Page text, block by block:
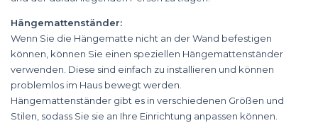
Hängemattenständer:
Wenn Sie die Hängematte nicht an der Wand befestigen
können, können Sie einen speziellen Hängemattenständer
verwenden. Diese sind einfach zu installieren und können
problemlos im Haus bewegt werden.
Hängemattenständer gibt es in verschiedenen Größen und
Stilen, sodass Sie sie an Ihre Einrichtung anpassen können.